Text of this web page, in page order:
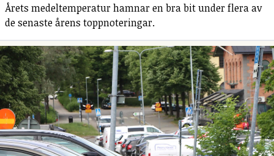
Årets medeltemperatur hamnar en bra bit under flera av
de senaste årens toppnoteringar.